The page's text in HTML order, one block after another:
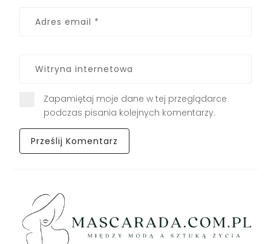
Zapamiętaj moje dane w tej przeglądarce
podczas pisania kolejnych komentarzy.